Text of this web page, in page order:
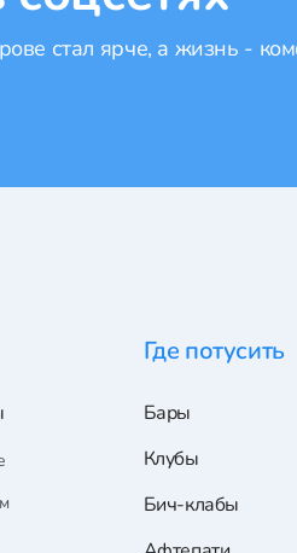
стал ярче, а жизнь -
Где потусить
Бары
Клубы
Бич-клабы